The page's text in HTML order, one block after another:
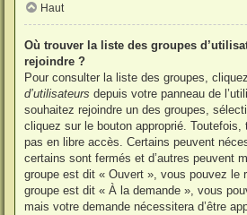
Haut
Où trouver la liste des groupes
rejoindre ?
Pour consulter la liste des groupes,
d’utilisateurs depuis votre panneau de
souhaitez rejoindre un des groupes,
cliquez sur le bouton approprié.
pas en libre accès. Certains peuvent
certains sont fermés et d’autres peuvent
groupe est dit « Ouvert », vous pouvez le
groupe est dit « À la demande », vous
mais votre demande nécessitera d’être